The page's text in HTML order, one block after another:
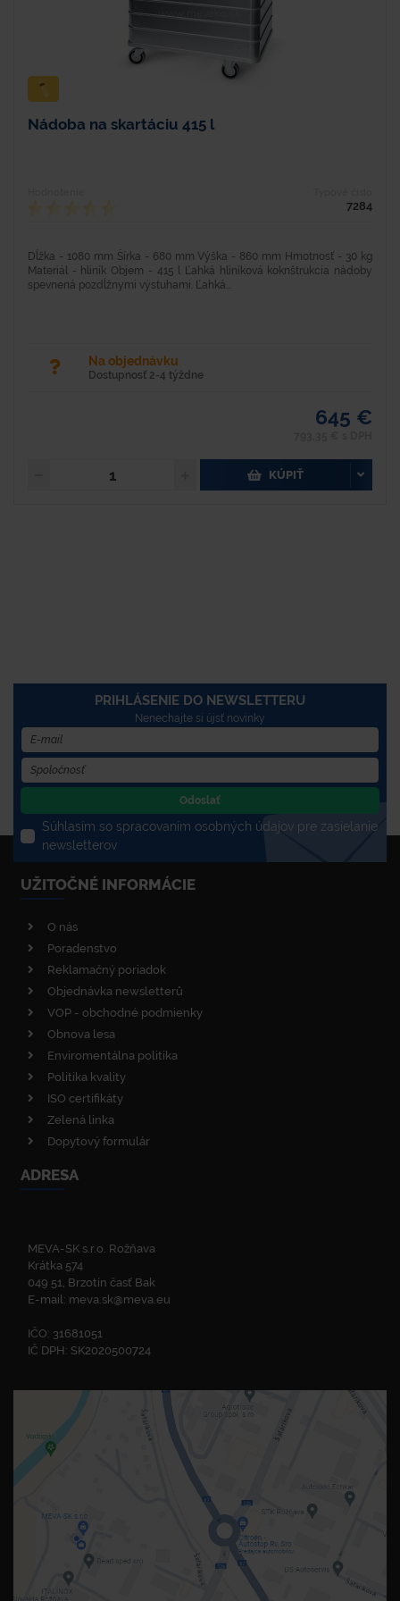
Nádoba na skartáciu 415 l
7284
Dĺžka - 1080 mm Šírka - 680 mm Výška - 860 mm Hmotnosť - 30 kg
Materiál - hliník Objem - 415 l Ľahká hliníková koknštrukcia nádoby
spevnená pozdĺžnymi výstuhami. Ľahká...
Na objednávku
Dostupnosť 2-4 týždne
645 €
KÚPIŤ
PRIHLÁSENIE DO NEWSLETTERU
Nenechajte si újsť novinky
Odoslať
Súhlasím so spracovaním osobných údajov pre zasielanie
newsletterov
UŽITOČNÉ INFORMÁCIE
O nás
Poradenstvo
Reklamačný poriadok
Objednávka newsletterů
VOP - obchodné podmienky
Obnova lesa
Enviromentálna politika
Politika kvality
ISO certifikáty
Zelená linka
Dopytový formulár
ADRESA
MEVA-SK s.r.o. Rožňava
Krátka 574
049 51, Brzotín časť Bak
E-mail: meva.sk@meva.eu
IČO: 31681051
IČ DPH: SK2020500724